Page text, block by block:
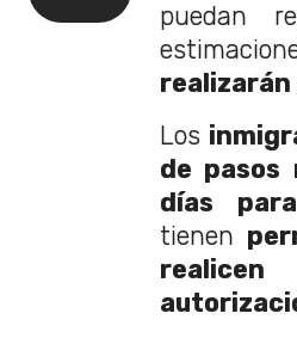
puedan
realizarán
Los
de pasos
días
tienen